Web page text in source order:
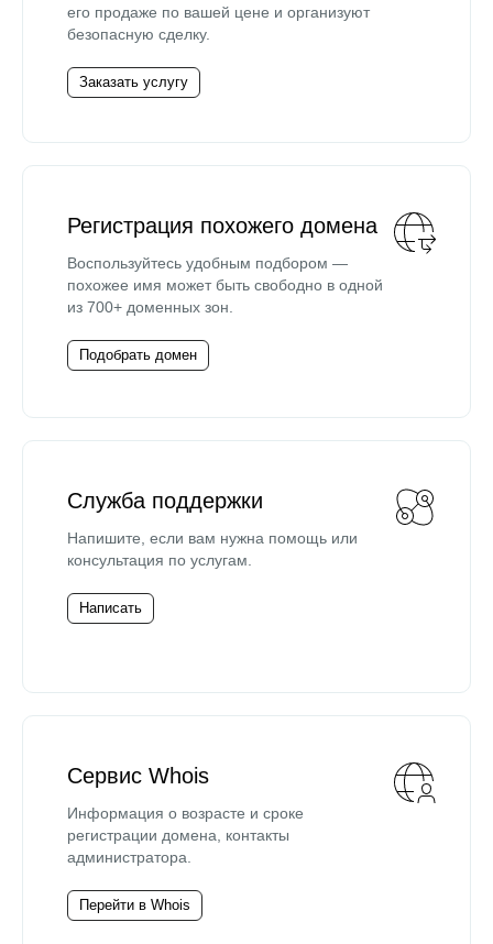
его продаже по вашей цене и организуют
безопасную сделку.
Заказать услугу
Регистрация похожего домена
Воспользуйтесь удобным подбором —
похожее имя может быть свободно в одной
из 700+ доменных зон.
Подобрать домен
Служба поддержки
Напишите, если вам нужна помощь или
консультация по услугам.
Написать
Сервис Whois
Информация о возрасте и сроке
регистрации домена, контакты
администратора.
Перейти в Whois